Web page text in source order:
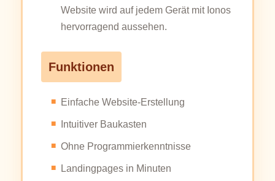
Website wird auf jedem Gerät mit Ionos
hervorragend aussehen.
Funktionen
Einfache Website-Erstellung
Intuitiver Baukasten
Ohne Programmierkenntnisse
Landingpages in Minuten